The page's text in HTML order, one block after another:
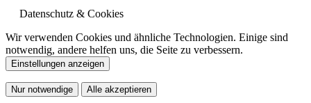
Datenschutz & Cookies
Wir verwenden Cookies und ähnliche Technologien. Einige sind
notwendig, andere helfen uns, die Seite zu verbessern.
Einstellungen anzeigen
Nur notwendige Alle akzeptieren